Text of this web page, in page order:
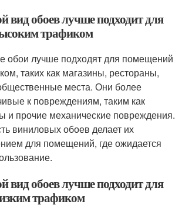
вид обоев лучше подходит для
трафиком
обои лучше подходят для помещений
таких как магазины, рестораны,
места. Они более
к повреждениям, таким как
и прочие механические повреждения.
виниловых обоев делает их
для помещений, где ожидается
вид обоев лучше подходит для
трафиком